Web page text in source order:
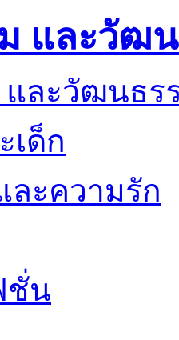
และวัฒ
เด็ก
ละความรัก
ชั่น